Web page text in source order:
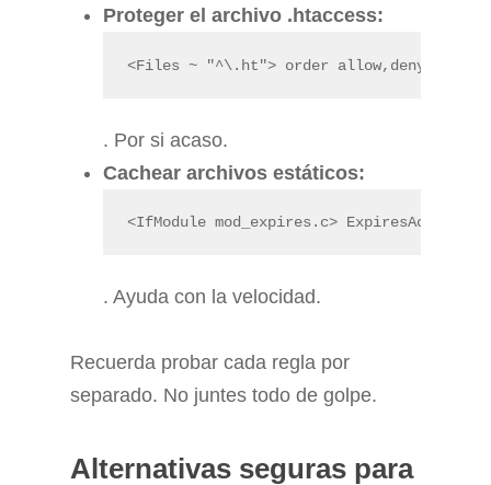
Proteger el archivo .htaccess:
<Files ~ "^\.ht"> order allow,deny; deny
. Por si acaso.
Cachear archivos estáticos:
<IfModule mod_expires.c> ExpiresActive
. Ayuda con la velocidad.
Recuerda probar cada regla por
separado. No juntes todo de golpe.
Alternativas seguras para